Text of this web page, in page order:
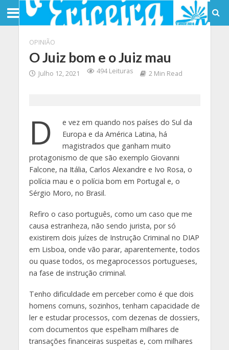
OPINIÃO
O Juiz bom e o Juiz mau
Julho 12, 2021 494 Leituras 2 Min Read
D
e vez em quando nos países do Sul da
Europa e da América Latina, há
magistrados que ganham muito
protagonismo de que são exemplo Giovanni
Falcone, na Itália, Carlos Alexandre e Ivo Rosa, o
polícia mau e o polícia bom em Portugal e, o
Sérgio Moro, no Brasil.
Refiro o caso português, como um caso que me
causa estranheza, não sendo jurista, por só
existirem dois juízes de Instrução Criminal no DIAP
em Lisboa, onde vão parar, aparentemente, todos
ou quase todos, os megaprocessos portugueses,
na fase de instrução criminal.
Tenho dificuldade em perceber como é que dois
homens comuns, sozinhos, tenham capacidade de
ler e estudar processos, com dezenas de dossiers,
com documentos que espelham milhares de
transações financeiras suspeitas e, com milhares